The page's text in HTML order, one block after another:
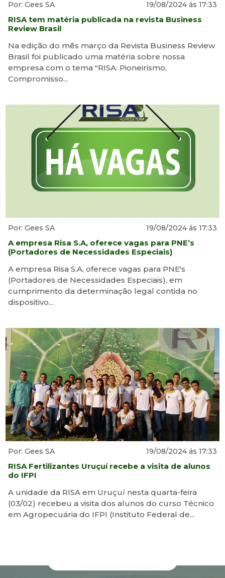
Por: Gees SA 19/08/2024 ás 17:33
RISA tem matéria publicada na revista Business
Review Brasil
Na edição do mês março da Revista Business Review
Brasil foi publicado uma matéria sobre nossa
empresa com o tema "RISA: Pioneirismo,
Compromisso...
Por: Gees SA 19/08/2024 ás 17:33
A empresa Risa S.A, oferece vagas para PNE’s
(Portadores de Necessidades Especiais)
A empresa Risa S.A, oferece vagas para PNE's
(Portadores de Necessidades Especiais), em
cumprimento da determinação legal contida no
dispositivo...
Por: Gees SA 19/08/2024 ás 17:33
RISA Fertilizantes Uruçuí recebe a visita de alunos
do IFPI
A unidade da RISA em Uruçuí nesta quarta-feira
(03/02) recebeu a visita dos alunos do curso Técnico
em Agropecuária do IFPI (Instituto Federal de...